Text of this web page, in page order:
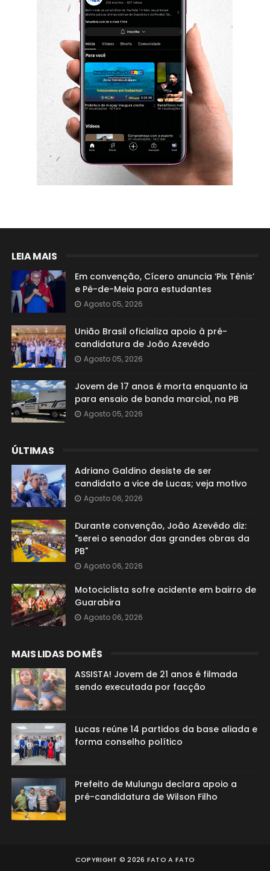
LEIA MAIS
Em convenção, Cícero anuncia ‘Pix Tênis’
e Pé-de-Meia para estudantes
Agosto 05, 2026
União Brasil oficializa apoio à pré-
candidatura de João Azevêdo
Agosto 05, 2026
Jovem de 17 anos é morta enquanto ia
para ensaio de banda marcial, na PB
Agosto 05, 2026
ÚLTIMAS
Adriano Galdino desiste de ser
candidato a vice de Lucas; veja motivo
Agosto 06, 2026
Durante convenção, João Azevêdo diz:
"serei o senador das grandes obras da
PB"
Agosto 06, 2026
Motociclista sofre acidente em bairro de
Guarabira
Agosto 06, 2026
MAIS LIDAS DO MÊS
ASSISTA! Jovem de 21 anos é filmada
sendo executada por facção
Lucas reúne 14 partidos da base aliada e
forma conselho político
Prefeito de Mulungu declara apoio a
pré-candidatura de Wilson Filho
COPYRIGHT ©2026 FATO A FATO